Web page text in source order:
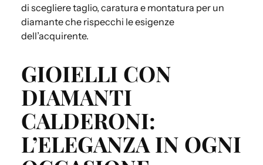
di scegliere taglio, caratura e montatura per un
diamante che rispecchi le esigenze
dell’acquirente.
GIOIELLI CON
DIAMANTI
CALDERONI:
L’ELEGANZA IN OGNI